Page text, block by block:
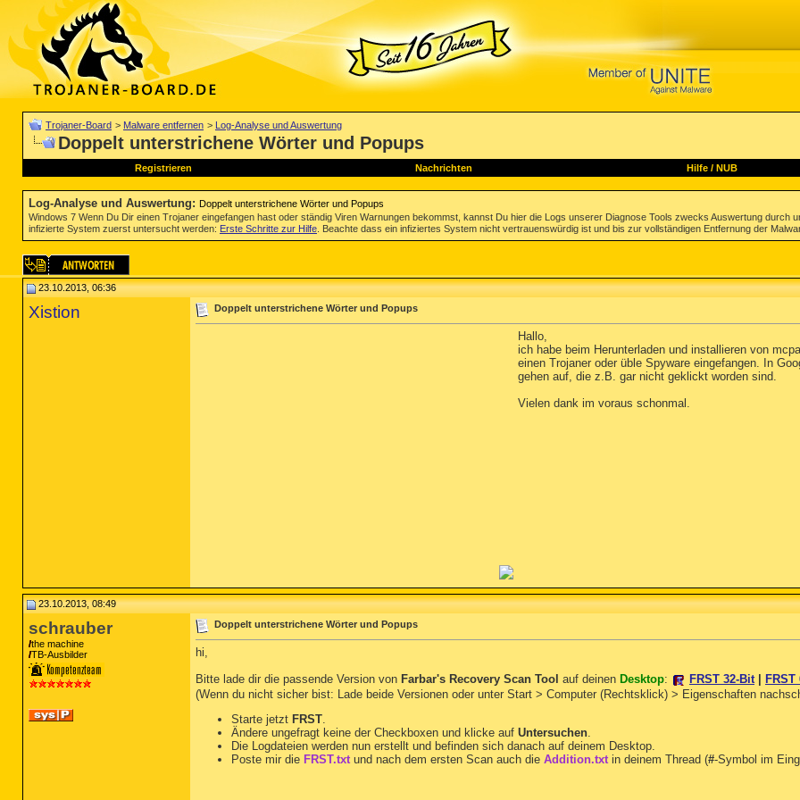
Trojaner-Board > Malware entfernen > Log-Analyse und Auswertung
Doppelt unterstrichene Wörter und Popups
Registrieren Nachrichten Hilfe/ NUB
Log-Analyse und Auswertung: Doppelt unterstrichene Wörter und Popups
Windows 7 Wenn Du Dir einen Trojaner eingefangen hast oder ständig Viren Warnungen bekommst, kannst Du hier die Logs unserer Diagnose Tools zwecks Auswertung
infizierte System zuerst untersucht werden: Erste Schritte zur Hilfe . Beachte dass ein infiziertes System nicht vertrauenswürdig ist und bis zur vollständigen Entfernung der
23.10.2013, 06:36
Xistion Doppelt unterstrichene Wörter und Popups
Hallo,
ich habe beim Herunterladen und installieren von
einen Trojaner oder üble Spyware eingefangen. In
gehen auf, die z.B. gar nicht geklickt worden sind.
Vielen dank im voraus schonmal.
23.10.2013, 08:49
schrauber
the machine
TB-Ausbilder
Doppelt unterstrichene Wörter und Popups
hi,
Bitte lade dir die passende Version von Farbar's Recovery Scan Tool auf deinen Desktop: FRST 32-Bit
FRST
(Wenn du nicht sicher bist: Lade beide Versionen oder unter Start > Computer (Rechtsklick) > Eigenschaften
Starte jetzt FRST.
Ändere ungefragt keine der Checkboxen und klicke auf Untersuchen.
Die Logdateien werden nun erstellt und befinden sich danach auf deinem Desktop.
Poste mir die FRST.txtund nach dem ersten Scan auch die Addition.txtin deinem Thread (#-Symbol im